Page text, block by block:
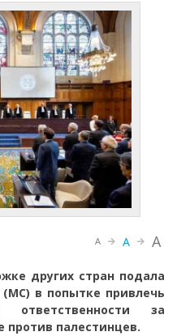
A A A
других стран подала
в попытке привлечь
за
против палестинцев.